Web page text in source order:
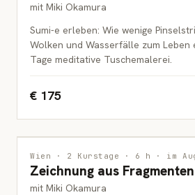
mit Miki Okamura
Sumi-e erleben: Wie wenige
Wolken und Wasserfälle zum Leben
Tage meditative Tuschemalerei.
€ 175
ZEICHNUNG
ERWACHSENE
Wien · 2 Kurstage · 6 h · im
Zeichnung aus Fragmenten
mit Miki Okamura